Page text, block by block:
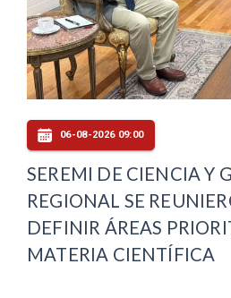
06-08-2026 09:00
SEREMI DE CIENCIA Y
REGIONAL SE
DEFINIR ÁREAS
MATERIA CIENTÍFICA